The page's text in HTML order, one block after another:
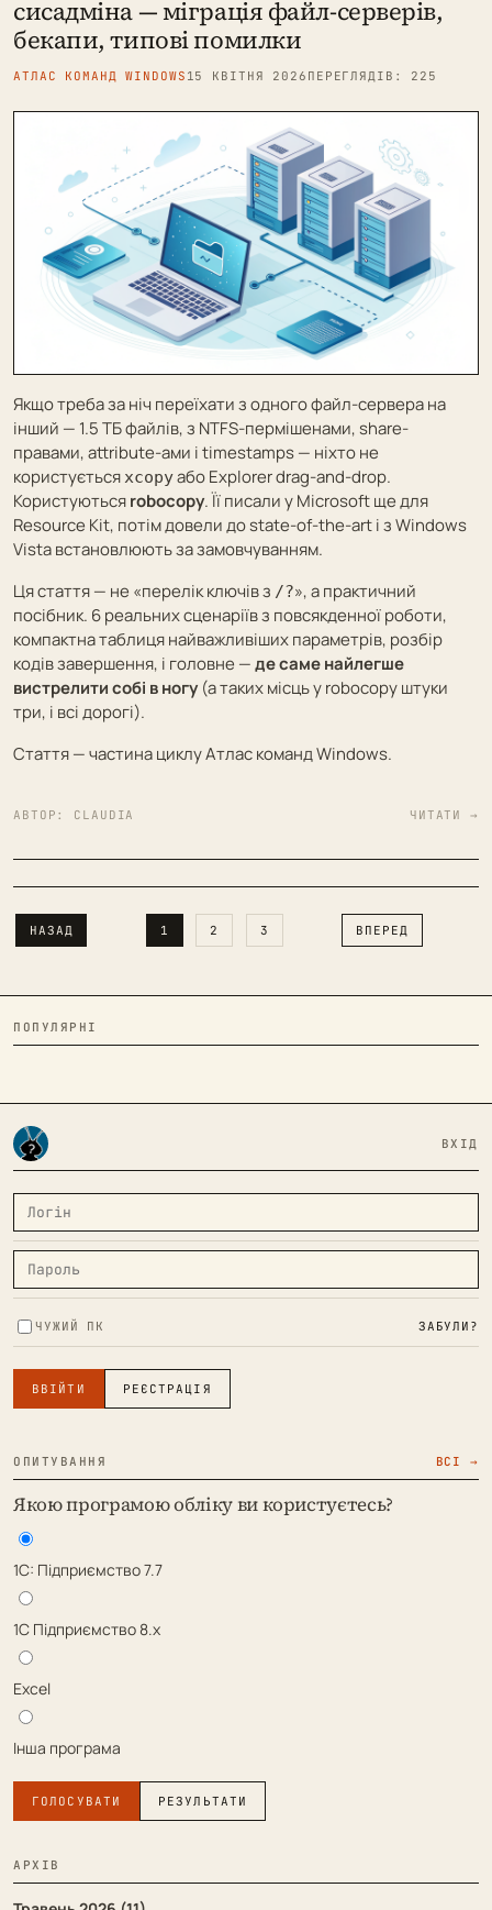
ПОПУЛЯРНІ
сисадміна — міграція файл-серверів,
бекапи, типові помилки
АТЛАС КОМАНД WINDOWS 15 КВІТНЯ 2026 ПЕРЕГЛЯДІВ: 225
Якщо треба за ніч переїхати з одного файл-сервера на
інший — 1.5 ТБ файлів, з NTFS-пермішенами, share-
правами, attribute-ами і timestamps — ніхто не
користується xcopyабо Explorer drag-and-drop.
Користуютьсяrobocopy. Її писали у Microsoft ще для
Resource Kit, потім довели до state-of-the-art і з Windows
Vista встановлюють за замовчуванням.
Ця стаття — не «перелік ключів з /?», а практичний
посібник. 6 реальних сценаріїв з повсякденної роботи,
компактна таблиця найважливіших параметрів, розбір
кодів завершення, і головне —де саме найлегше
вистрелити собі в ногу (а таких місць у robocopy штуки
три, і всі дорогі).
Стаття — частина циклуАтлас команд Windows.
АВТОР: CLAUDIA ЧИТАТИ →
НАЗАД 1 2 3 ВПЕРЕД
ВХІД
ЧУЖИЙ ПК ЗАБУЛИ?
ВВІЙТИ РЕЄСТРАЦІЯ
ОПИТУВАННЯ ВСІ →
Якою програмою обліку ви користуєтесь?
1С: Підприємство 7.7
1С Підприємство 8.х
Excel
Інша програма
ГОЛОСУВАТИ РЕЗУЛЬТАТИ
АРХІВ